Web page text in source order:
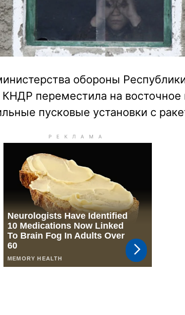
обороны
переместила на
пусковые установки с